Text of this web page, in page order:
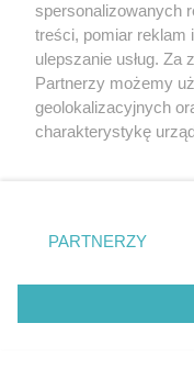
WAKACJE 2026
Wygląda jak
jest pod
przyciąga tu
spersonalizowanych
treści, pomiar reklam
ulepszanie usług. Za
Partnerzy możemy
geolokalizacyjnych
charakterystykę
zmienić/wycofać
znajdujący się w
rodzaje
użytkownika, ale
przetwarzaniu.
PARTNERZY